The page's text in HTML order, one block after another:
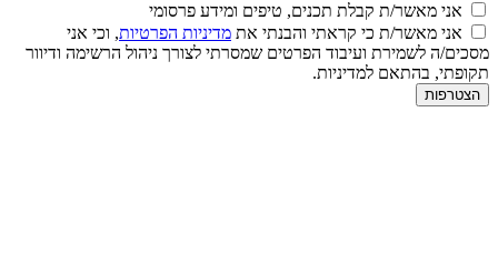
אני מאשר/ת קבלת תכנים, טיפים ומידע פרסומי
אני מאשר/ת כי קראתי והבנתי את מדיניות הפרטיות, וכי אני
מסכים/ה לשמירת ועיבוד הפרטים שמסרתי לצורך ניהול הרשימה ודיוור
תקופתי, בהתאם למדיניות.
הצטרפות